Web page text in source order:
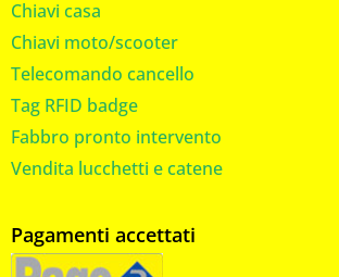
Chiavi casa
Chiavi moto/scooter
Telecomando cancello
Tag RFID badge
Fabbro pronto intervento
Vendita lucchetti e catene
Pagamenti accettati